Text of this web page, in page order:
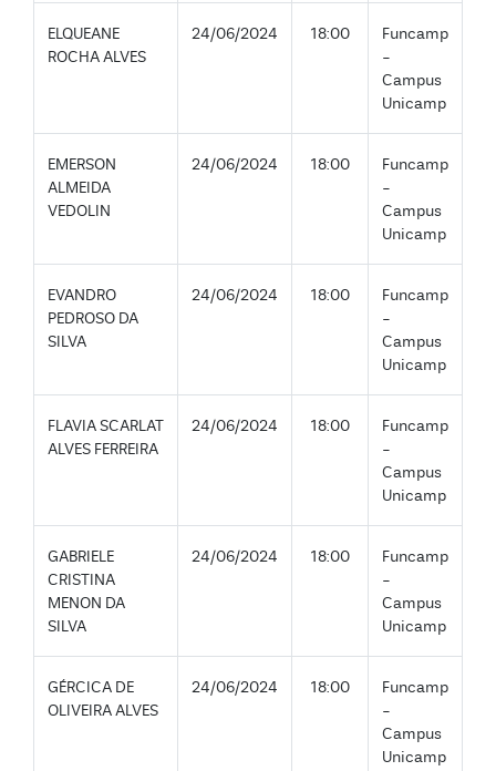
ELQUEANE
ROCHA ALVES
24/06/2024 18:00
Funcamp
-
Campus
Unicamp
EMERSON
ALMEIDA
VEDOLIN
24/06/2024 18:00
Funcamp
-
Campus
Unicamp
EVANDRO
PEDROSO DA
SILVA
24/06/2024 18:00
Funcamp
-
Campus
Unicamp
FLAVIA SCARLAT
ALVES FERREIRA
24/06/2024 18:00
Funcamp
-
Campus
Unicamp
GABRIELE
CRISTINA
MENON DA
SILVA
24/06/2024 18:00
Funcamp
-
Campus
Unicamp
GÉRCICA DE
OLIVEIRA ALVES
24/06/2024 18:00
Funcamp
-
Campus
Unicamp